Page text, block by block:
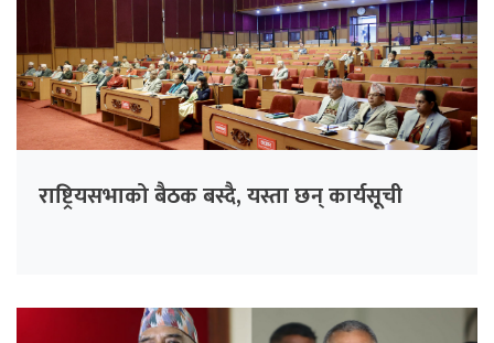
राष्ट्रियसभाको बैठक बस्दै, यस्ता छन् कार्यसूची